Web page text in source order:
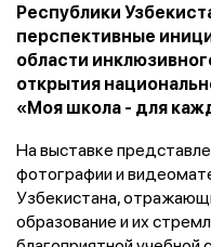
Республики
перспективные
области
открытия
«Моя школа - для
На выставке
фотографии и
Узбекистана,
образование и их